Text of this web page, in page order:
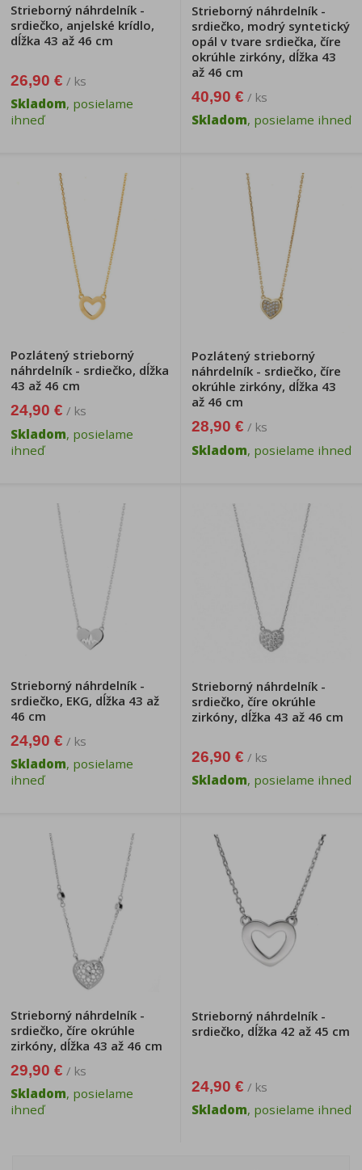
Strieborný náhrdelník -
srdiečko, anjelské krídlo,
dĺžka 43 až 46 cm
26,90 € / ks
Skladom, posielame
ihneď
Strieborný náhrdelník -
srdiečko, modrý syntetický
opál v tvare srdiečka, číre
okrúhle zirkóny, dĺžka 43
až 46 cm
40,90 € / ks
Skladom, posielame ihneď
Pozlátený strieborný
náhrdelník - srdiečko, dĺžka
43 až 46 cm
24,90 € / ks
Skladom, posielame
ihneď
Pozlátený strieborný
náhrdelník - srdiečko, číre
okrúhle zirkóny, dĺžka 43
až 46 cm
28,90 € / ks
Skladom, posielame ihneď
Strieborný náhrdelník -
srdiečko, EKG, dĺžka 43 až
46 cm
24,90 € / ks
Skladom, posielame
ihneď
Strieborný náhrdelník -
srdiečko, číre okrúhle
zirkóny, dĺžka 43 až 46 cm
26,90 € / ks
Skladom, posielame ihneď
Strieborný náhrdelník -
srdiečko, číre okrúhle
zirkóny, dĺžka 43 až 46 cm
29,90 € / ks
Skladom, posielame
ihneď
Strieborný náhrdelník -
srdiečko, dĺžka 42 až 45 cm
24,90 € / ks
Skladom, posielame ihneď